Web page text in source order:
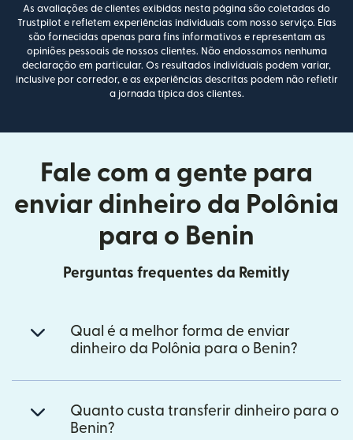
As avaliações de clientes exibidas nesta página são coletadas do
Trustpilot e refletem experiências individuais com nosso serviço. Elas
são fornecidas apenas para fins informativos e representam as
opiniões pessoais de nossos clientes. Não endossamos nenhuma
declaração em particular. Os resultados individuais podem variar,
inclusive por corredor, e as experiências descritas podem não refletir
a jornada típica dos clientes.
Fale com a gente para
enviar dinheiro da Polônia
para o Benin
Perguntas frequentes da Remitly
Qual é a melhor forma de enviar
dinheiro da Polônia para o Benin?
Quanto custa transferir dinheiro para o
Benin?